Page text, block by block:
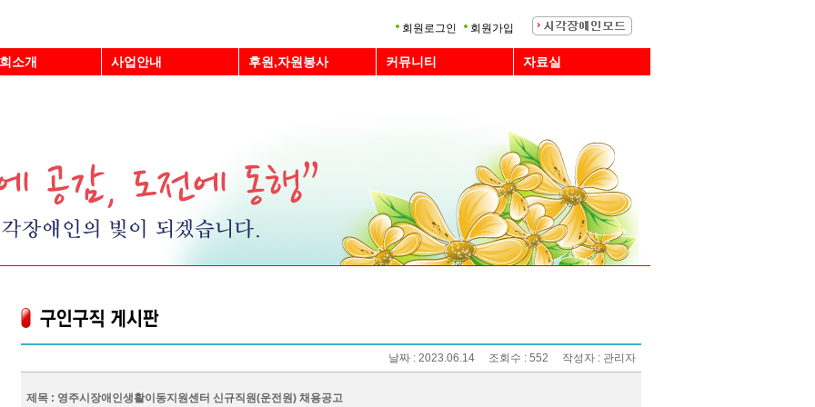
회원로그인 회원가입
소개 사업안내 후원,자원봉사 커뮤니티 자료실
날짜 : 2023.06.14 조회수 : 552 작성자 : 관리자
제목 : 영주시장애인생활이동지원센터 신규직원(운전원) 채용공고